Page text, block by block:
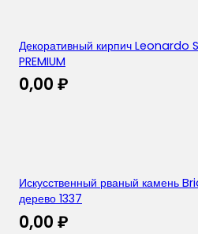
Декоративный кирпич Leonardo
PREMIUM
0,00 ₽
Искусственный рваный камень
дерево 1337
0,00 ₽